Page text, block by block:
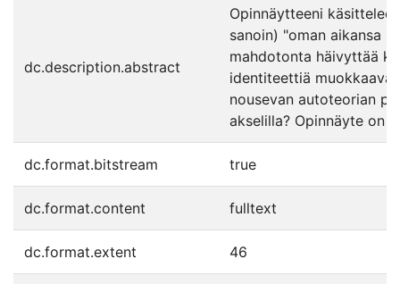
dc.description.abstract
Opinnäytteeni
sanoin) "oman aikansa
mahdotonta häivyttää
identiteettiä muokkaava
nousevan autoteorian
akselilla? Opinnäyte on
dc.format.bitstream true
dc.format.content fulltext
dc.format.extent 46